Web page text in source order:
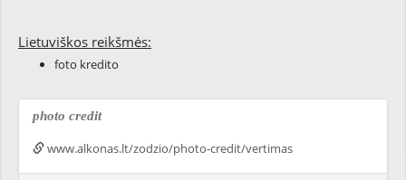
Lietuviškos reikšmės:
foto kredito
photo credit
www.alkonas.lt/zodzio/photo-credit/vertimas